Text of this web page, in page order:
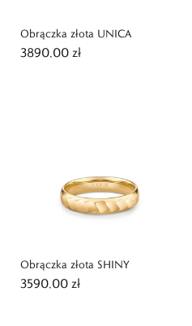
Obrączka złota UNICA
3890,00 zł
Obrączka złota SHINY
3590,00 zł